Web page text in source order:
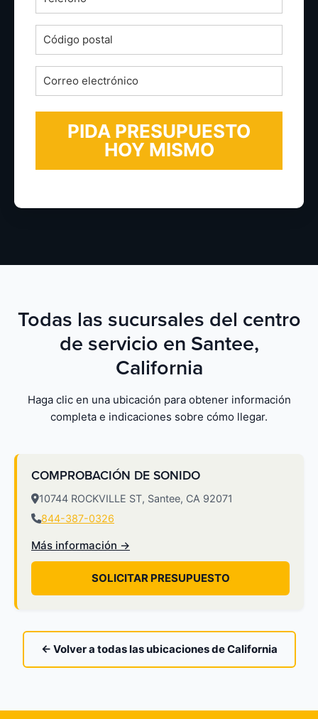
Código
postal
*Correo
electrónico
*
Todas las sucursales del centro
de servicio en Santee,
California
Haga clic en una ubicación para obtener información
completa e indicaciones sobre cómo llegar.
COMPROBACIÓN DE SONIDO
10744 ROCKVILLE ST, Santee, CA 92071
844-387-0326
Más información →
SOLICITAR PRESUPUESTO
← Volver a todas las ubicaciones de California